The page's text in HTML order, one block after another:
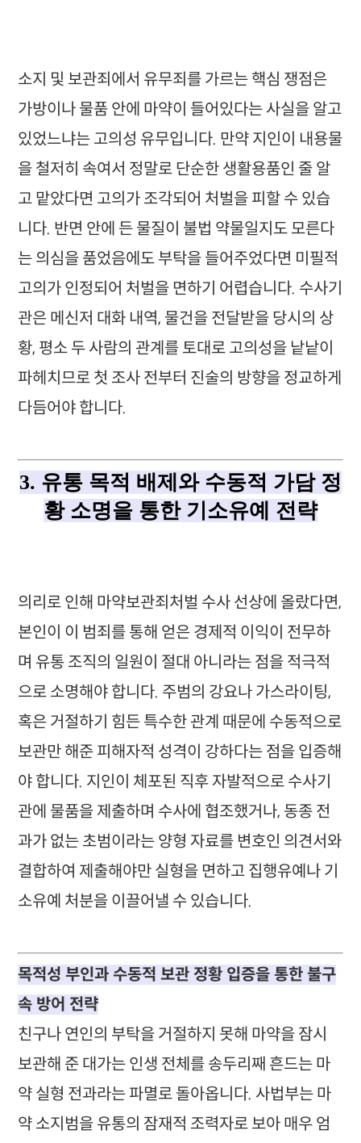
소지 및 보관죄에서 유무죄를 가르는 핵심 쟁점은
가방이나 물품 안에 마약이 들어있다는 사실을 알고
있었느냐는 고의성 유무입니다. 만약 지인이 내용물
을 철저히 속여서 정말로 단순한 생활용품인 줄 알
고 맡았다면 고의가 조각되어 처벌을 피할 수 있습
니다. 반면 안에 든 물질이 불법 약물일지도 모른다
는 의심을 품었음에도 부탁을 들어주었다면 미필적
고의가 인정되어 처벌을 면하기 어렵습니다. 수사기
관은 메신저 대화 내역, 물건을 전달받을 당시의 상
황, 평소 두 사람의 관계를 토대로 고의성을 낱낱이
파헤치므로 첫 조사 전부터 진술의 방향을 정교하게
다듬어야 합니다.
3. 유통 목적 배제와 수동적 가담 정
황 소명을 통한 기소유예 전략
의리로 인해 마약보관죄처벌 수사 선상에 올랐다면,
본인이 이 범죄를 통해 얻은 경제적 이익이 전무하
며 유통 조직의 일원이 절대 아니라는 점을 적극적
으로 소명해야 합니다. 주범의 강요나 가스라이팅,
혹은 거절하기 힘든 특수한 관계 때문에 수동적으로
보관만 해준 피해자적 성격이 강하다는 점을 입증해
야 합니다. 지인이 체포된 직후 자발적으로 수사기
관에 물품을 제출하며 수사에 협조했거나, 동종 전
과가 없는 초범이라는 양형 자료를 변호인 의견서와
결합하여 제출해야만 실형을 면하고 집행유예나 기
소유예 처분을 이끌어낼 수 있습니다.
목적성 부인과 수동적 보관 정황 입증을 통한 불구
속 방어 전략
친구나 연인의 부탁을 거절하지 못해 마약을 잠시
보관해 준 대가는 인생 전체를 송두리째 흔드는 마
약 실형 전과라는 파멸로 돌아옵니다. 사법부는 마
약 소지범을 유통의 잠재적 조력자로 보아 매우 엄